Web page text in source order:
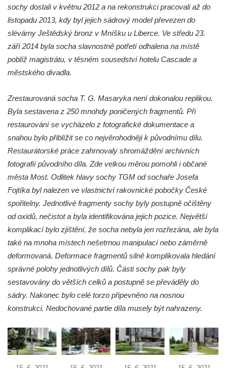
Socha svatého Josefa na nádvoří kláštera
dominikánů v Českých Budějovicích
Socha svaté Anny na nádvoří kláštera
dominikánů v Českých Budějovicích
Socha svatého Dominika na nádvoří
Budějovicích
Sousoší Kalvárie před klášterem
dominikánů u Piaristického náměstí v
Českých Budějovicích
Socha svatého Václava u pramene v
Pamětní deska Tomáše Garrigue Masaryka
na radnici v Českých Budějovicích
Pamětní deska na biskupské rezidenci v
Českých Budějovicích
Pamětní deska Josefa Hloucha na
biskupské rezidenci v Českých
Budějovicích
Socha žáby u rybníčku na Náměstí v
Kamenném Újezdě
Újezd a Krauchthal v parku na Náměstí v
Kamenném Újezdě
sochy dostali v květnu 2012 a na rekonstrukci pracovali až do
listopadu 2013, kdy byl jejich sádrový model převezen do
slévárny Ještědský bronz v Mníšku u Liberce. Ve středu 23.
září 2014 byla socha slavnostně potřetí odhalena na místě
poblíž magistrátu, v těsném sousedství hotelu Cascade a
městského divadla.
Zrestaurovaná socha T. G. Masaryka není dokonalou replikou.
Byla sestavena z 250 mnohdy poničených fragmentů. Při
restaurování se vycházelo z fotografické dokumentace a
snahou bylo přiblížit se co nejvěrohodněji k původnímu dílu.
Restaurátorské práce zahrnovaly shromáždění archivních
fotografií původního díla. Zde velkou měrou pomohli i občané
města Most. Odlitek hlavy sochy TGM od sochaře Josefa
Fojtíka byl nalezen ve vlastnictví rakovnické pobočky České
spořitelny. Jednotlivé fragmenty sochy byly postupně očištěny
od oxidů, nečistot a byla identifikována jejich pozice. Největší
komplikací bylo zjištění, že socha nebyla jen rozřezána, ale byla
také na mnoha místech nešetrnou manipulací nebo záměrně
deformovaná. Deformace fragmentů silně komplikovala hledání
správné polohy jednotlivých dílů. Části sochy pak byly
sestavovány do větších celků a postupně se převáděly do
sádry. Nakonec bylo celé torzo připevněno na nosnou
konstrukci. Nedochované partie díla musely být nahrazeny.